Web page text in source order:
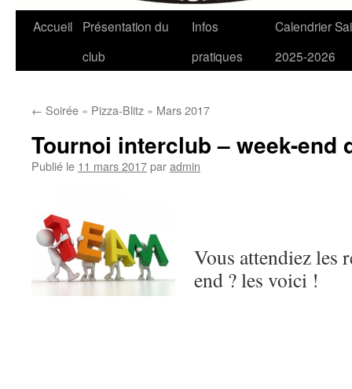
Accueil
Présentation du
club
Infos
pratiques
Calendrier
2025-2026
← Soirée « Pizza-Blitz » Mars 2017
Tournoi interclub – week-end
Publié le 11 mars 2017paradmin
Vous attendiez les
end ? les voici !